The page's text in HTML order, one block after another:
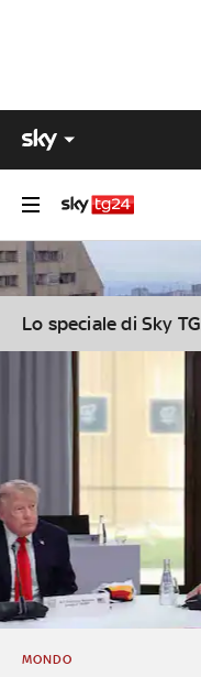
Lo speciale di Sky
MONDO